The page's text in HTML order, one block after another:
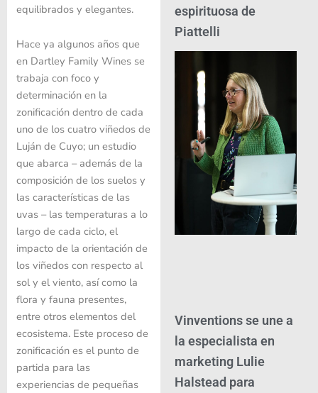
equilibrados y elegantes.
Hace ya algunos años que
en Dartley Family Wines se
trabaja con foco y
determinación en la
zonificación dentro de cada
uno de los cuatro viñedos de
Luján de Cuyo; un estudio
que abarca – además de la
composición de los suelos y
las características de las
uvas – las temperaturas a lo
largo de cada ciclo, el
impacto de la orientación de
los viñedos con respecto al
sol y el viento, así como la
flora y fauna presentes,
entre otros elementos del
ecosistema. Este proceso de
zonificación es el punto de
partida para las
experiencias de pequeñas
espirituosa de
Piattelli
Vinventions se une a
la especialista en
marketing Lulie
Halstead para